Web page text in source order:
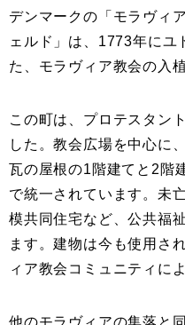
デンマークの「モラヴィ
ェルド」は、1773年にユ
た、モラヴィア教会の入
この町は、プロテスタン
した。教会広場を中心に
瓦の屋根の1階建てと2階
で統一されています。未
模共同住宅など、公共福
ます。建物は今も使用さ
ィア教会コミュニティに
他のモラヴィアの集落と